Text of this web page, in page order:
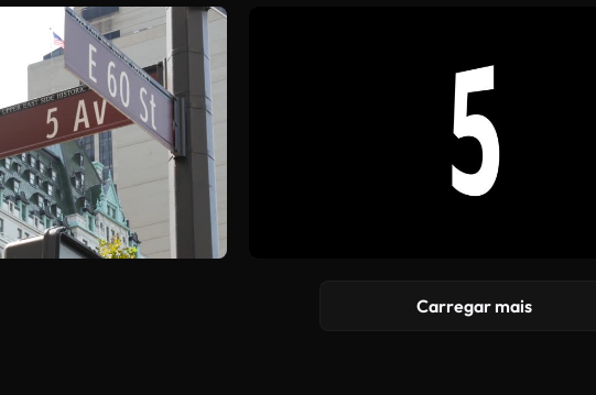
Carregar mais